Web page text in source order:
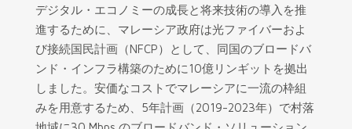
デジタル・エコノミーの成長と将来技術の導入を推
進するために、マレーシア政府は光ファイバーおよ
び接続国民計画（NFCP）として、同国のブロードバ
ンド・インフラ構築のために10億リンギットを拠出
しました。安価なコストでマレーシアに一流の枠組
みを用意するため、5年計画（2019-2023年）で村落